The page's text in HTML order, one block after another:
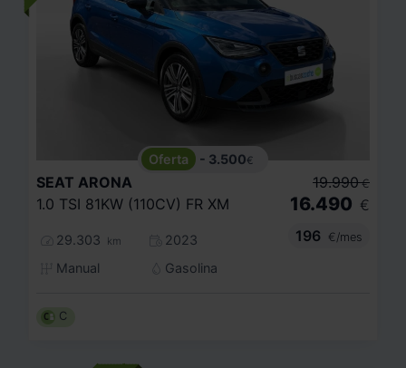
- 3.500€
SEAT ARONA
1.0 TSI 81KW (110CV) FR XM
29.303 km
2023
Manual
Gasolina
19.990 €
16.490 €
196
€/mes
C